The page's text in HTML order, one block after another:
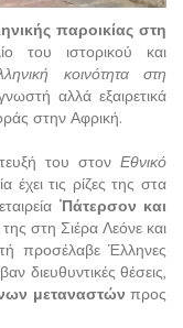
παροικίας στη
του ιστορικού και
κοινότητα στη
αλλά εξαιρετικά
στην Αφρική.
του στον Εθνικό
έχει τις ρίζες της στα
‘Πάτερσον και
στη Σιέρα Λεόνε και
προσέλαβε Έλληνες
διευθυντικές θέσεις,
μεταναστών προς